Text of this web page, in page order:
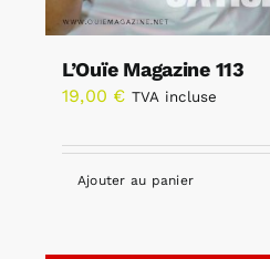
L’Ouïe Magazine 113
19,00 € TVA incluse
Ajouter au panier